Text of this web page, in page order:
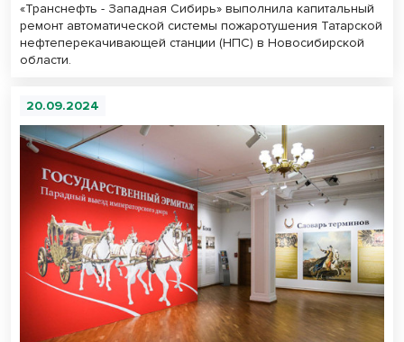
«Транснефть - Западная Сибирь» выполнила капитальный
ремонт автоматической системы пожаротушения Татарской
нефтеперекачивающей станции (НПС) в Новосибирской
области.
20.09.2024